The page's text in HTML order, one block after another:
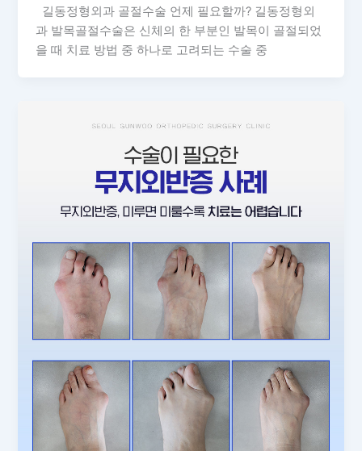
길동정형외과 골절수술 언제 필요할까? 길동정형외
과 발목골절수술은 신체의 한 부분인 발목이 골절되었
을 때 치료 방법 중 하나로 고려되는 수술 중